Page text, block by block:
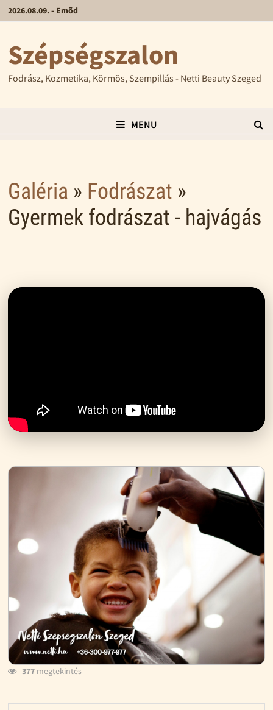
2026.08.09. - Emõd
Szépségszalon
Fodrász, Kozmetika, Körmös, Szempillás - Netti Beauty Szeged
MENU
Galéria » Fodrászat »
Gyermek fodrászat - hajvágás
377megtekintés